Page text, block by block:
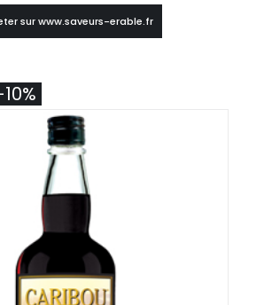
sur www.saveurs-erable.fr